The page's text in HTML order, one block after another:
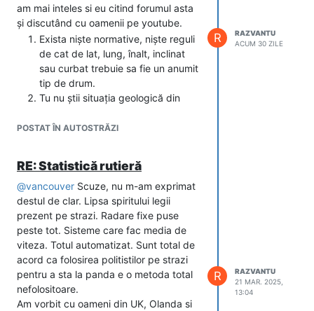
am mai inteles si eu citind forumul asta
și discutând cu oamenii pe youtube.
Exista niște normative, niște reguli
de cat de lat, lung, înalt, inclinat
sau curbat trebuie sa fie un anumit
tip de drum.
Tu nu știi situația geologică din
campanie pură, de fapt. 60% din
și sute/mii de masini de 2-50 de
tone, pamant ala se lasa ca la
nebuni. Vezi pe A3 ce mai fug
dealurile alea, de a trebui UMB sa
revina in aprox. 10 puncte cu forari
și intariri suplimentare care costă
timp și bani. Daca se calcula bine
de la inceput nu mai aveai
probleme.
Tu nu știi situația juridică din teren.
POSTAT ÎN AUTOSTRĂZI
R
RAZVANTU
ACUM 30 ZILE
RE: Statistică rutieră
@vancouver Scuze, nu m-am exprimat
destul de clar. Lipsa spiritului legii
prezent pe strazi. Radare fixe puse
peste tot. Sisteme care fac media de
viteza. Totul automatizat. Sunt total de
acord ca folosirea politistilor pe strazi
pentru a sta la panda e o metoda total
nefolositoare.
Am vorbit cu oameni din UK, Olanda si
R
RAZVANTU
21 MAR. 2025,
13:04